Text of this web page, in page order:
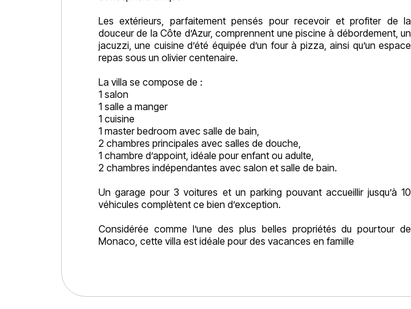
Les extérieurs, parfaitement pensés pour recevoir et profiter de la
douceur de la Côte d’Azur, comprennent une piscine à débordement, un
jacuzzi, une cuisine d’été équipée d’un four à pizza, ainsi qu’un espace
repas sous un olivier centenaire.
La villa se compose de :
1 salon
1 salle a manger
1 cuisine
1 master bedroom avec salle de bain,
2 chambres principales avec salles de douche,
1 chambre d’appoint, idéale pour enfant ou adulte,
2 chambres indépendantes avec salon et salle de bain.
Un garage pour 3 voitures et un parking pouvant accueillir jusqu’à 10
véhicules complètent ce bien d’exception.
Considérée comme l’une des plus belles propriétés du pourtour de
Monaco, cette villa est idéale pour des vacances en famille